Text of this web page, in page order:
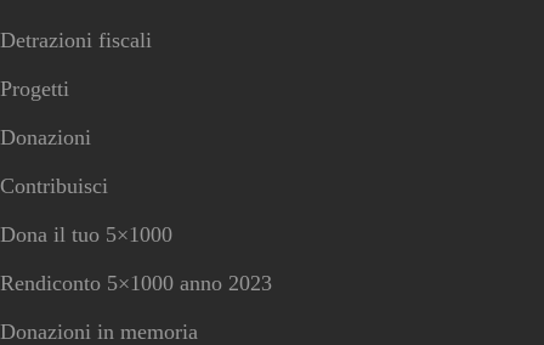
Detrazioni fiscali
Progetti
Donazioni
Contribuisci
Dona il tuo 5×1000
Rendiconto 5×1000 anno 2023
Donazioni in memoria